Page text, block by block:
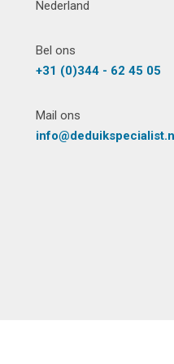
Nederland
Bel ons
+31 (0)344 - 62 45 05
Mail ons